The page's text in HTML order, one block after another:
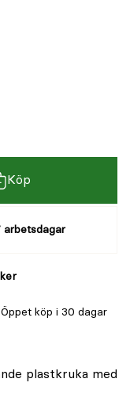
Köp
Öppet köp i 30 dagar
plastkruka med